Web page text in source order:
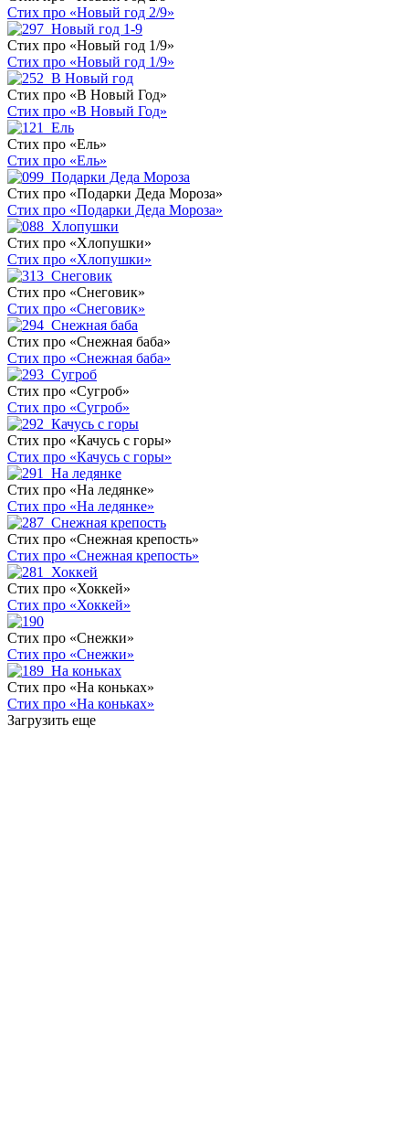
Стих про «Новый год 2/9»
Стих про «Новый год 1/9»
Стих про «Новый год 1/9»
Стих про «В Новый Год»
Стих про «В Новый Год»
Стих про «Ель»
Стих про «Ель»
Стих про «Подарки Деда Мороза»
Стих про «Подарки Деда Мороза»
Стих про «Хлопушки»
Стих про «Хлопушки»
Стих про «Снеговик»
Стих про «Снеговик»
Стих про «Снежная баба»
Стих про «Снежная баба»
Стих про «Сугроб»
Стих про «Сугроб»
Стих про «Качусь с горы»
Стих про «Качусь с горы»
Стих про «На ледянке»
Стих про «На ледянке»
Стих про «Снежная крепость»
Стих про «Снежная крепость»
Стих про «Хоккей»
Стих про «Хоккей»
Стих про «Снежки»
Стих про «Снежки»
Стих про «На коньках»
Стих про «На коньках»
Загрузить еще